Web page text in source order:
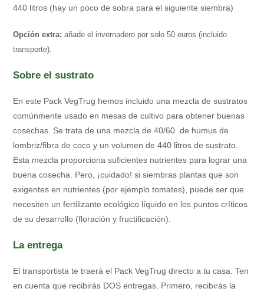
440 litros (hay un poco de sobra para el siguiente siembra)
Opción extra: añade el invernadero por solo 50 euros (incluido
transporte).
Sobre el sustrato
En este Pack VegTrug hemos incluido una mezcla de sustratos
comúnmente usado en mesas de cultivo para obtener buenas
cosechas. Se trata de una mezcla de 40/60 de humus de
lombriz/fibra de coco y un volumen de 440 litros de sustrato.
Esta mezcla proporciona suficientes nutrientes para lograr una
buena cosecha. Pero, ¡cuidado! si siembras plantas que son
exigentes en nutrientes (por ejemplo tomates), puede ser que
necesiten un fertilizante ecológico líquido en los puntos críticos
de su desarrollo (floración y fructificación).
La entrega
El transportista te traerá el Pack VegTrug directo a tu casa. Ten
en cuenta que recibirás DOS entregas. Primero, recibirás la